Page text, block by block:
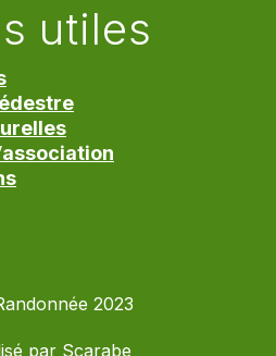
utiles
2023
par Scarabe